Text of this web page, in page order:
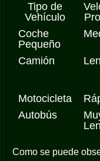
Tipo de
Vehículo
Coche
Pequeño
Camión
Motocicleta
Autobús
Como se puede